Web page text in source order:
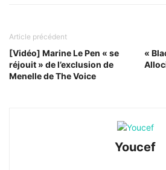
Article précédent
[Vidéo] Marine Le Pen « se
réjouit » de l’exclusion de
Menelle de The Voice
«
Youcef